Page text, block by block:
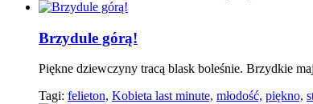
Brzydule górą!
Piękne dziewczyny tracą blask boleśnie. Brzydkie
Tagi: felieton, Kobieta last minute, młodość, piękno,